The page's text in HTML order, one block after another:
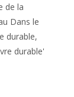
de la
Dans le
durable,
durable'